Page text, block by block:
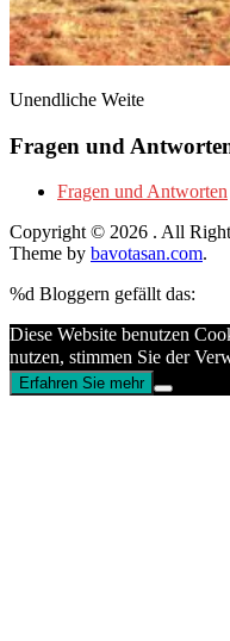
Unendliche Weite
Fragen und
Fragen und Antworten
Copyright © 2026 . All
Theme by bavotasan.com.
%d Bloggern gefällt das:
Diese Website benutzen
nutzen, stimmen Sie der
Erfahren Sie mehr